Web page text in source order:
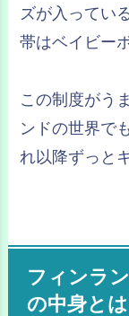
ズが入ってい
帯はベイビー
この制度がう
ンドの世界で
れ以降ずっと
フィンラ
の中身とは